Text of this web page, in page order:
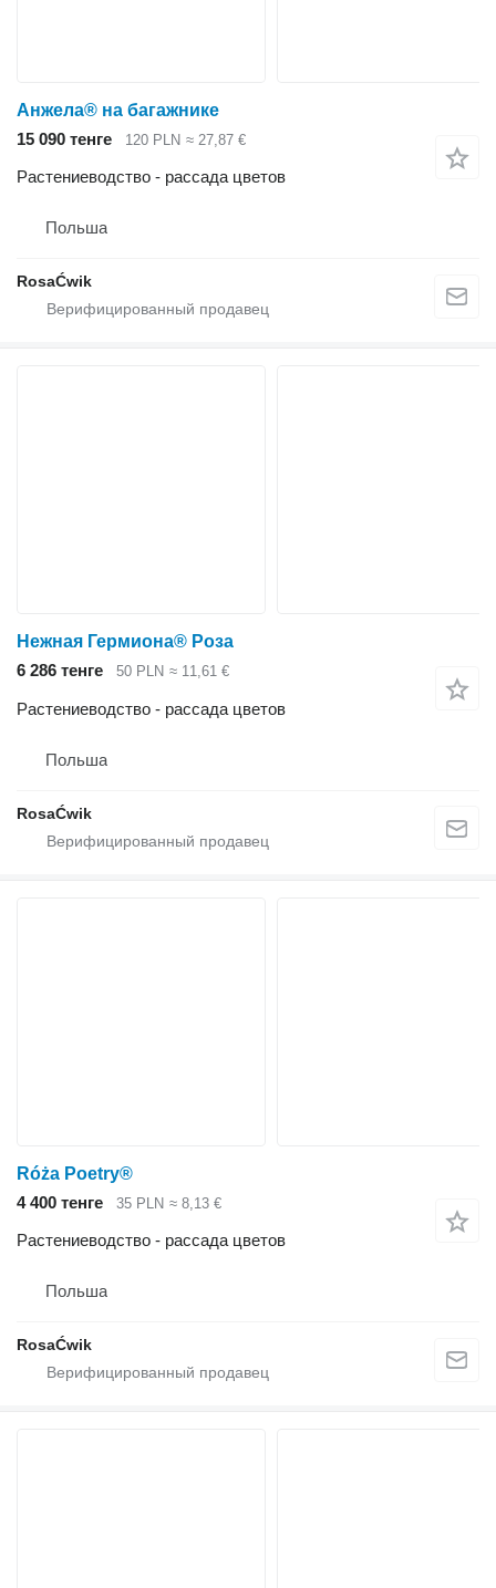
Анжела® на багажнике
15 090 тенге
120 PLN ≈ 27,87 €
Растениеводство - рассада цветов
Польша
RosaĆwik
Нежная Гермиона® Роза
6 286 тенге
50 PLN ≈ 11,61 €
Растениеводство - рассада цветов
Польша
RosaĆwik
Róża Poetry®
4 400 тенге
35 PLN ≈ 8,13 €
Растениеводство - рассада цветов
Польша
RosaĆwik